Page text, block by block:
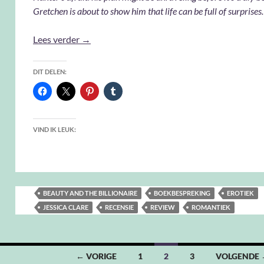
Gretchen is about to show him that life can be full of
Lees verder Beauty and the Billionaire – Jessica Clare
→
DIT DELEN:
VIND IK LEUK:
BEAUTY AND THE BILLIONAIRE BOEKBESPREKING
EROTIEK
JESSICA CLARE
RECENSIE REVIEW ROMANTIEK
← VORIGE 1 2 3 VOLGENDE